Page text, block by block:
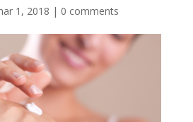
1, 2018 | 0 comments